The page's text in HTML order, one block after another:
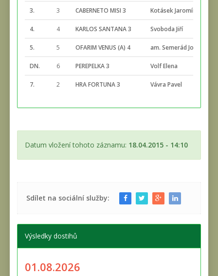
3. 3 CABERNETO MISI 3 Kotásek Jaromír
4. 4 KARLOS SANTANA 3 Svoboda Jiří
5. 5 OFARIM VENUS (A) 4 am. Semerád Josef
DN. 6 PEREPELKA 3 Volf Elena
7. 2 HRA FORTUNA 3 Vávra Pavel
Datum vložení tohoto záznamu: 18.04.2015 - 14:10
Sdílet na sociální služby:
Výsledky dostihů
01.08.2026